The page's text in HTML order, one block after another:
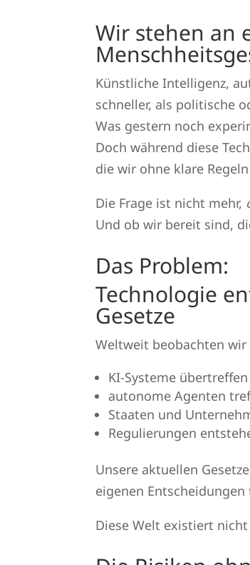
Wir stehen an
Künstliche Intelligenz,
schneller, als politische
Was gestern noch
Doch während diese
die wir ohne klare
Die Frage ist nicht mehr,
Und ob wir bereit sind,
Das Problem:
Technologie
Gesetze
Weltweit beobachten
KI-Systeme
autonome Agenten
Staaten und
Regulierungen
Unsere aktuellen
eigenen
Diese Welt existiert nicht